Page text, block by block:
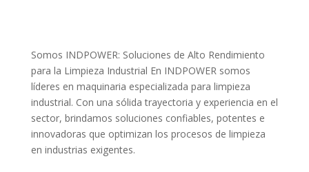
Somos INDPOWER: Soluciones de Alto Rendimiento
para la Limpieza Industrial En INDPOWER somos
líderes en maquinaria especializada para limpieza
industrial. Con una sólida trayectoria y experiencia en el
sector, brindamos soluciones confiables, potentes e
innovadoras que optimizan los procesos de limpieza
en industrias exigentes.